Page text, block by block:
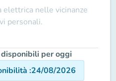
elettrica nelle vicinanze
personali.
disponibili per oggi
:24/08/2026